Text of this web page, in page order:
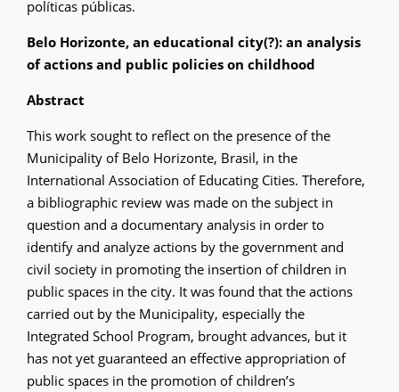
políticas públicas.
Belo Horizonte, an educational city(?): an analysis
of actions and public policies on childhood
Abstract
This work sought to reflect on the presence of the
Municipality of Belo Horizonte, Brasil, in the
International Association of Educating Cities. Therefore,
a bibliographic review was made on the subject in
question and a documentary analysis in order to
identify and analyze actions by the government and
civil society in promoting the insertion of children in
public spaces in the city. It was found that the actions
carried out by the Municipality, especially the
Integrated School Program, brought advances, but it
has not yet guaranteed an effective appropriation of
public spaces in the promotion of children’s